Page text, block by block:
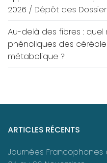
2026 / Dépôt des
Au-delà des fibres :
phénoliques des
métabolique ?
ARTICLES RÉCENTS
Journées Francophones